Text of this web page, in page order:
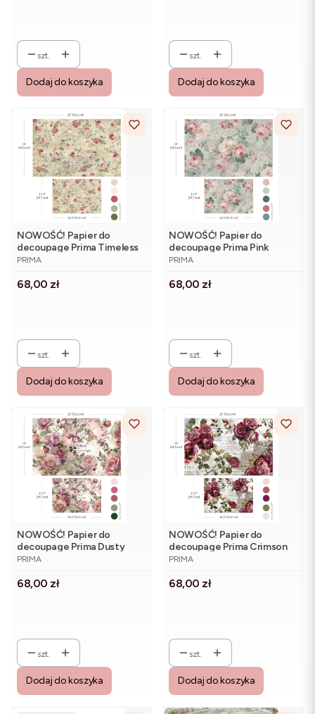
szt.
Dodaj do koszyka
szt.
Dodaj do koszyka
NOWOŚĆ! Papier do
decoupage Prima Timeless
Charm - zestaw 2 arkuszy
PRODUCENT
PRIMA
Cena
68,00 zł
szt.
Dodaj do koszyka
NOWOŚĆ! Papier do
decoupage Prima Pink
Blossom Bliss - zestaw 2
PRODUCENT
PRIMA
Cena
68,00 zł
szt.
Dodaj do koszyka
NOWOŚĆ! Papier do
decoupage Prima Dusty
Velvet Mauve - zestaw 2
PRODUCENT
PRIMA
Cena
68,00 zł
szt.
Dodaj do koszyka
NOWOŚĆ! Papier do
decoupage Prima Crimson
Elegance - zestaw 2 arkuszy
PRODUCENT
PRIMA
Cena
68,00 zł
szt.
Dodaj do koszyka